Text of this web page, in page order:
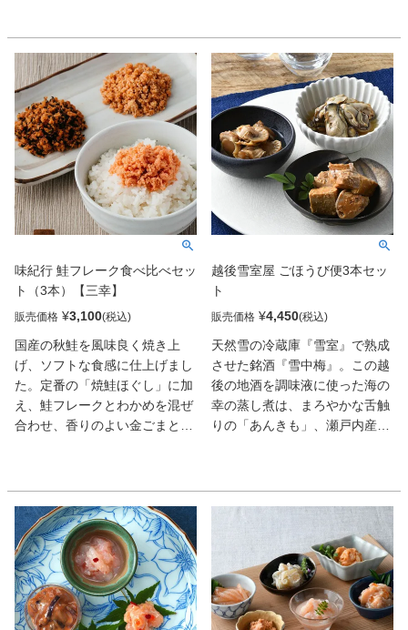
味紀行 鮭フレーク食べ比べセッ
ト（3本）【三幸】
販売価格 ¥3,100
国産の秋鮭を風味良く焼き上
げ、ソフトな食感に仕上げまし
た。定番の「焼鮭ほぐし」に加
え、鮭フレークとわかめを混ぜ
合わせ、香りのよい金ごまとと
のあるたらこを加えた「鮭ごの
み」の食べ比べセット
越後雪室屋 ごほうび便3本セッ
ト
販売価格 ¥4,450
天然雪の冷蔵庫『雪室』で熟成
させた銘酒『雪中梅』。この越
後の地酒を調味液に使った海の
幸の蒸し煮は、まろやかな舌触
りの「あんきも」、瀬戸内産カ
種。どれも芳醇な風味と素材の